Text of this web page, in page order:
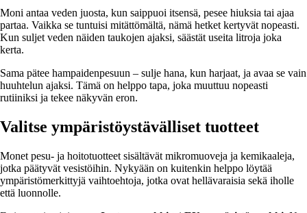
Moni antaa veden juosta, kun saippuoi itsensä, pesee hiuksia tai ajaa
partaa. Vaikka se tuntuisi mitättömältä, nämä hetket kertyvät nopeasti.
Kun suljet veden näiden taukojen ajaksi, säästät useita litroja joka
kerta.
Sama pätee hampaidenpesuun – sulje hana, kun harjaat, ja avaa se vain
huuhtelun ajaksi. Tämä on helppo tapa, joka muuttuu nopeasti
rutiiniksi ja tekee näkyvän eron.
Valitse ympäristöystävälliset tuotteet
Monet pesu- ja hoitotuotteet sisältävät mikromuoveja ja kemikaaleja,
jotka päätyvät vesistöihin. Nykyään on kuitenkin helppo löytää
ympäristömerkittyjä vaihtoehtoja, jotka ovat hellävaraisia sekä iholle
että luonnolle.